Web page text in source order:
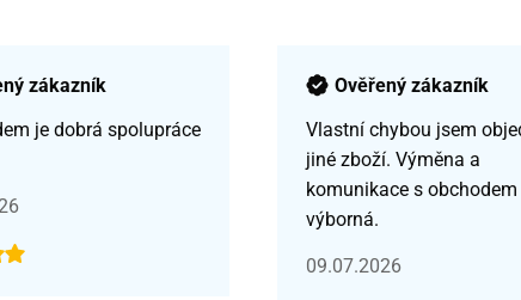
zákazník
je dobrá spolupráce
Ověřený zákazník
Vlastní chybou jsem
jiné zboží. Výměna a
komunikace s obchodem
výborná.
09.07.2026